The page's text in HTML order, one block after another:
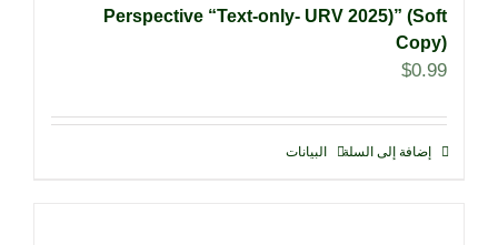
Perspective “Text-only- URV 2025)” (Soft
Copy)
$0.99
إضافة إلى السلة البيانات